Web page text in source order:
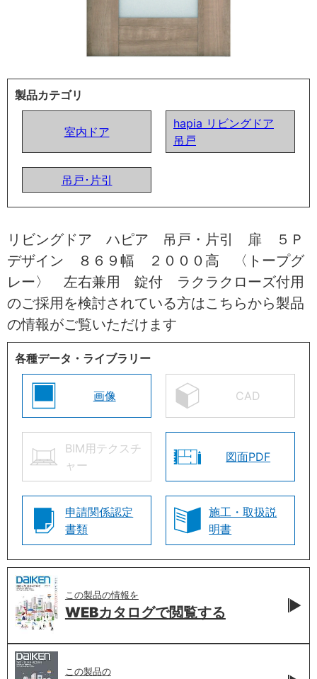
製品カテゴリ
室内ドア
hapia リビングドア
吊戸
吊戸･片引
リビングドア ハピア 吊戸・片引 扉 ５Ｐ
デザイン ８６９幅 ２０００高 〈トープグ
レー〉 左右兼用 錠付 ラクラクローズ付用
のご採用を検討されている方はこちらから製品
の情報がご覧いただけます
各種データ・ライブラリー
画像 CAD
BIM用テクスチ
ャー
図面PDF
申請関係認定
書類
施工・取扱説
明書
この製品の情報を
WEBカタログで閲覧する
この製品の